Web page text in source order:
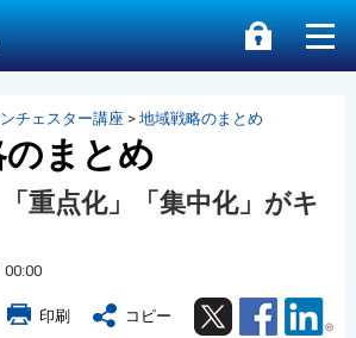
チェスター講座> 地域戦略のまとめ
まとめ
重点化」「集中化」がキ
印刷 コピー Twitter Facebook